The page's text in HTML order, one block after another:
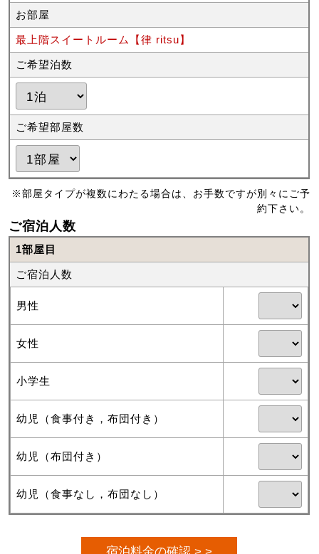
お部屋
最上階スイートルーム【律 ritsu】
ご希望泊数
ご希望部屋数
※部屋タイプが複数にわたる場合は、お手数ですが別々にご予
約下さい。
ご宿泊人数
1部屋目
ご宿泊人数
男性
女性
小学生
幼児（食事付き，布団付き）
幼児（布団付き）
幼児（食事なし，布団なし）
宿泊料金の確認 > >